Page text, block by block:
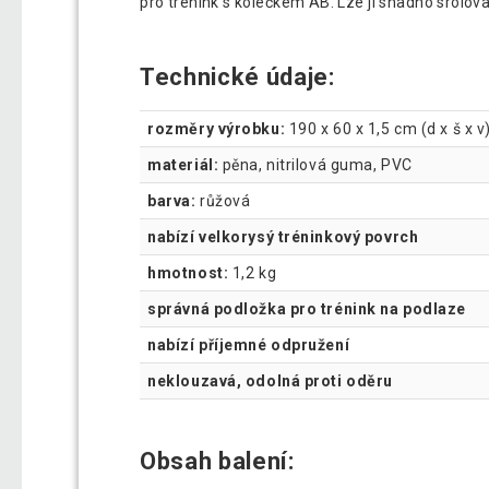
Technické údaje:
rozměry výrobku: 190 x 60 x 1,5 cm (d x š x v)
materiál: pěna, nitrilová guma, PVC
barva: růžová
nabízí velkorysý tréninkový povrch
hmotnost: 1,2 kg
správná podložka pro trénink na podlaze
nabízí příjemné odpružení
neklouzavá, odolná proti oděru
Obsah balení: